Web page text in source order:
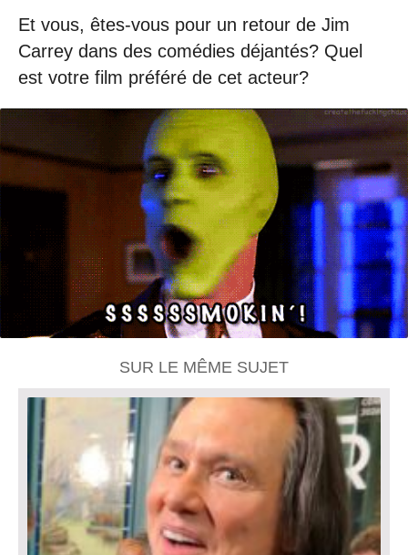
Et vous, êtes-vous pour un retour de Jim
Carrey dans des comédies déjantés? Quel
est votre film préféré de cet acteur?
SUR LE MÊME SUJET